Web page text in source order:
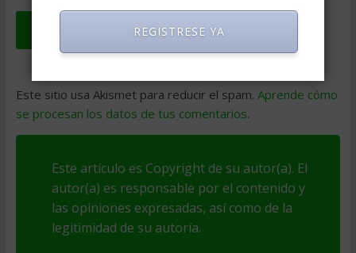
Este sitio usa Akismet para reducir el spam. Aprende cómo
se procesan los datos de tus comentarios.
Este artículo es Copyright de su autor(a). El
autor(a) es responsable por el contenido y
las opiniones expresadas, así como de la
legitimidad de su autoría.
REGISTRESE YA